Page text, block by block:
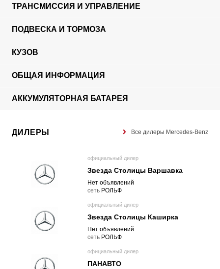
ТРАНСМИССИЯ И УПРАВЛЕНИЕ
ПОДВЕСКА И ТОРМОЗА
КУЗОВ
ОБЩАЯ ИНФОРМАЦИЯ
АККУМУЛЯТОРНАЯ БАТАРЕЯ
ДИЛЕРЫ Все дилеры Mercedes-Benz
официальный дилер
Звезда Столицы Варшавка
Нет объявлений
cеть РОЛЬФ
официальный дилер
Звезда Столицы Каширка
Нет объявлений
cеть РОЛЬФ
официальный дилер
ПАНАВТО